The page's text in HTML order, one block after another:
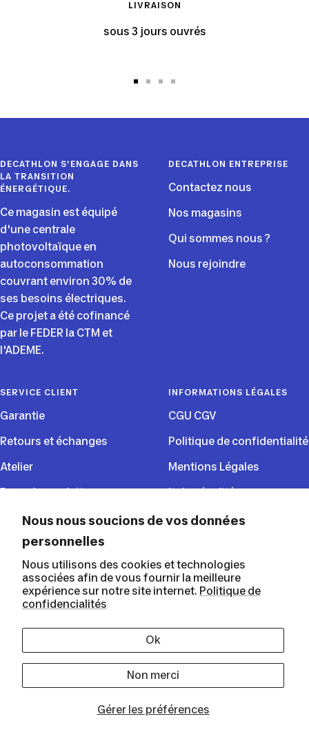
Nous nous soucions de vos données
personnelles
Nous utilisons des cookies et technologies
associées afin de vous fournir la meilleure
expérience sur notre site internet. Politique de
confidencialités
Gérer les préférences
Ok
Non merci
LIVRAISON
sous 3 jours ouvrés
DECATHLON S'ENGAGE DANS
LA TRANSITION
ÉNERGÉTIQUE.
Ce magasin est équipé
d'une centrale
photovoltaïque en
autoconsommation
couvrant environ 30% de
ses besoins électriques.
Ce projet a été cofinancé
par le FEDER la CTM et
l'ADEME.
DECATHLON ENTREPRISE
Contactez nous
Nos magasins
Qui sommes nous ?
Nous rejoindre
SERVICE CLIENT
Garantie
Retours et échanges
Atelier
Rappels produits
INFORMATIONS LÉGALES
CGU CGV
Politique de confidentialité
Mentions Légales
Index égalité
CGU du programme de
SUIVEZ NOUS
Decathlon Martinique